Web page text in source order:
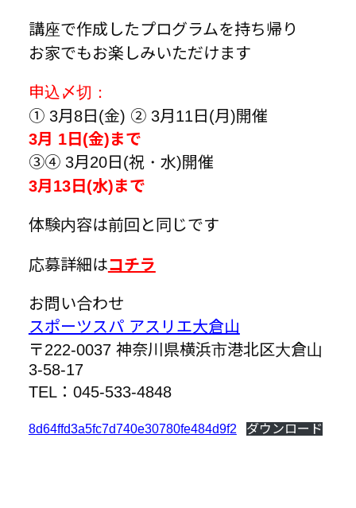
講座で作成したプログラムを持ち帰り
お家でもお楽しみいただけます
申込〆切：
① 3月8日(金) ② 3月11日(月)開催
3月 1日(金)まで
③④ 3月20日(祝・水)開催
3月13日(水)まで
体験内容は前回と同じです
応募詳細はコチラ
お問い合わせ
スポーツスパ アスリエ大倉山
〒222-0037 神奈川県横浜市港北区大倉山
3-58-17
TEL：045-533-4848
8d64ffd3a5fc7d740e30780fe484d9f2 ダウンロード